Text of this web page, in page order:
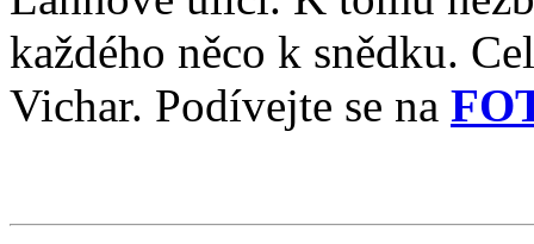
každého něco k snědku.
Vichar. Podívejte se na